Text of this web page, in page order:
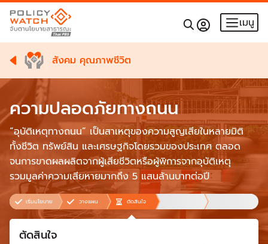
เมนู
สังคม คุณภาพชีวิต
ความปลอดภัยทางถนน
“อุบัติเหตุทางถนน” เป็นสาเหตุของความสูญเสียในหลายมิติ
ทั้งชีวิต ทรัพย์สิน และเศรษฐกิจโดยรวมของประเทศ ตลอด
จนการขาดผลผลิตจากผู้เสียชีวิตหรือผู้พิการจากอุบัติเหตุ
รวมมูลค่าความเสียหายมากถึง 5 แสนล้านบาทต่อปี
เริ่มนโยบาย วางแผน ตัดสินใจ
ตัดสินใจ